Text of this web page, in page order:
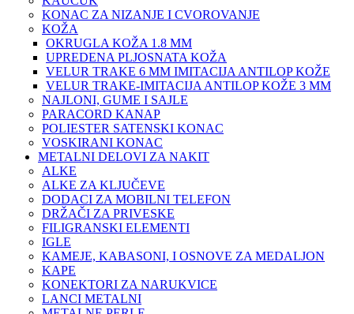
KONAC ZA NIZANJE I CVOROVANJE
KOŽA
OKRUGLA KOŽA 1.8 MM
UPREDENA PLJOSNATA KOŽA
VELUR TRAKE 6 MM IMITACIJA ANTILOP KOŽE
VELUR TRAKE-IMITACIJA ANTILOP KOŽE 3 MM
NAJLONI, GUME I SAJLE
PARACORD KANAP
POLIESTER SATENSKI KONAC
VOSKIRANI KONAC
METALNI DELOVI ZA NAKIT
ALKE
ALKE ZA KLJUČEVE
DODACI ZA MOBILNI TELEFON
DRŽAČI ZA PRIVESKE
FILIGRANSKI ELEMENTI
IGLE
KAMEJE, KABASONI, I OSNOVE ZA MEDALJON
KAPE
KONEKTORI ZA NARUKVICE
LANCI METALNI